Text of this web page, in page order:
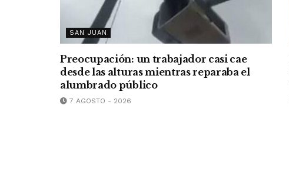
SAN JUAN
Preocupación: un trabajador casi cae
desde las alturas mientras reparaba el
alumbrado público
7 AGOSTO - 2026